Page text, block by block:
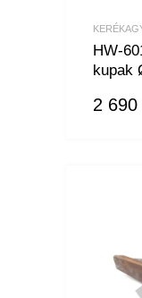
HW-
kupak
2 690